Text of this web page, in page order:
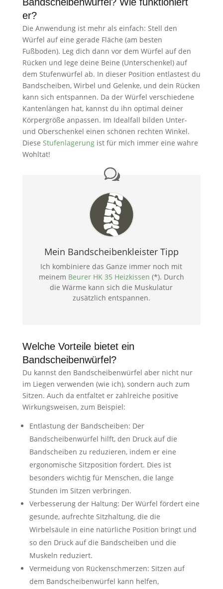
er?
Die Anwendung ist mehr als einfach: Stell den
Würfel auf eine gerade Fläche (am besten
Fußboden). Leg dich dann vor dem Würfel auf den
Rücken und lege deine Beine (Unterschenkel) auf
dem Stufenwürfel ab. In dieser Position entlastest du
Bandscheiben, Wirbel und Gelenke, und dein Rücken
kann sich entspannen. Da der Würfel verschiedene
Kantenlängen hat, kannst du ihn optimal deiner
Körpergröße anpassen. Im Idealfall bilden Unter-
und Oberschenkel einen schönen rechten Winkel.
Diese Stufenlagerungist für mich immer eine wahre
Wohltat!
Mein Bandscheibenkleister Tipp
Ich kombiniere das Ganze immer noch mit
meinem Beurer HK 35 Heizkissen (*). Durch
die Wärme kann sich die Muskulatur
zusätzlich entspannen.
Welche Vorteile bietet ein
Bandscheibenwürfel?
Du kannst den Bandscheibenwürfel aber nicht nur
im Liegen verwenden (wie ich), sondern auch zum
Sitzen. Auch da entfaltet er zahlreiche positive
Wirkungsweisen, zum Beispiel:
Entlastung der Bandscheiben: Der
Bandscheibenwürfel hilft, den Druck auf die
Bandscheiben zu reduzieren, indem er eine
ergonomische Sitzposition fördert. Dies ist
besonders wichtig für Menschen, die lange
Stunden im Sitzen verbringen.
Verbesserung der Haltung: Der Würfel fördert eine
gesunde, aufrechte Sitzhaltung, die die
Wirbelsäule in eine natürliche Position bringt und
so den Druck auf die Bandscheiben und die
Muskeln reduziert.
Vermeidung von Rückenschmerzen: Sitzen auf
dem Bandscheibenwürfel kann helfen,